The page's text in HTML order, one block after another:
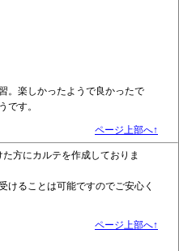
。楽しかったようで良かったで
です。
ページ上部へ↑
た方にカルテを作成しておりま
けることは可能ですのでご安心く
ページ上部へ↑